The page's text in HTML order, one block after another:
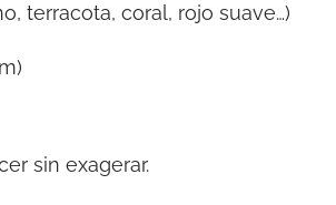
terracota, coral, rojo suave…)
sin exagerar.